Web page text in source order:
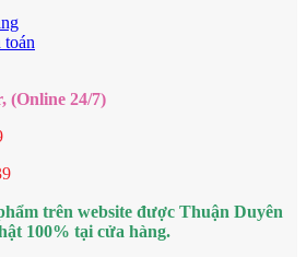
toán
(Online 24/7)
trên website được Thuận Duyên
100% tại cửa hàng.